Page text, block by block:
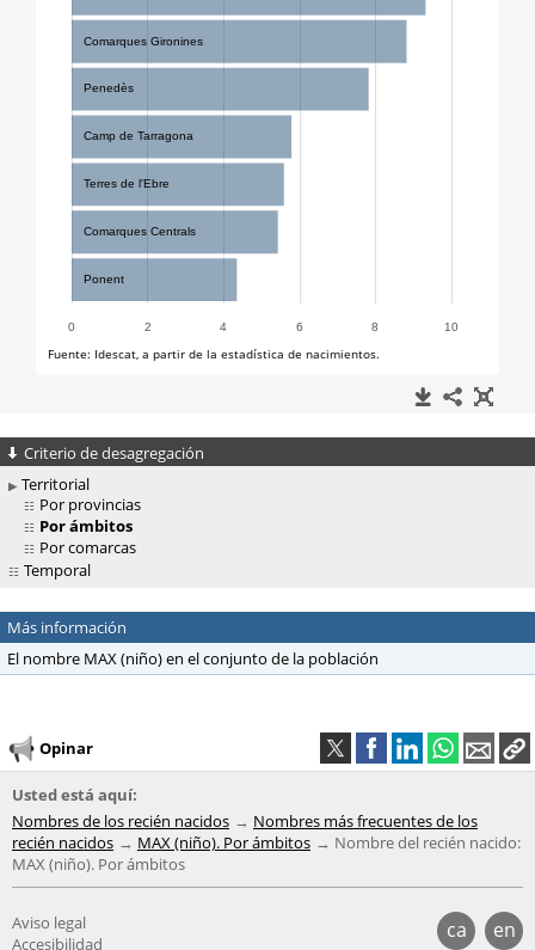
Criterio de desagregación
Territorial
Por provincias
Por ámbitos
Por comarcas
Temporal
Más información
El nombre MAX (niño) en el conjunto de la población
Opinar
Usted está aquí:
Nombres de los recién nacidos
Nombres más frecuentes de los
recién nacidos
MAX (niño). Por ámbitos
Nombre del recién nacido:
MAX (niño). Por ámbitos
ca en
Aviso legal
Accesibilidad